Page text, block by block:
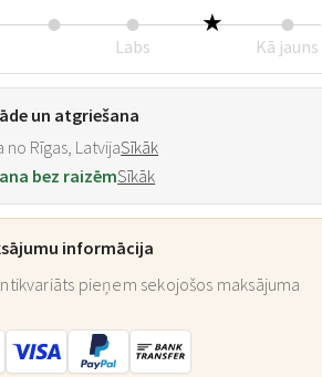
Labs Kā jauns
un atgriešana
no Rīgas, LatvijaSīkāk
bez raizēmSīkāk
informācija
pieņem sekojošos maksājuma